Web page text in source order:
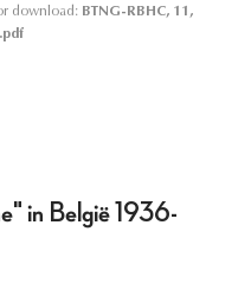
download: BTNG-RBHC, 11,
in België 1936-